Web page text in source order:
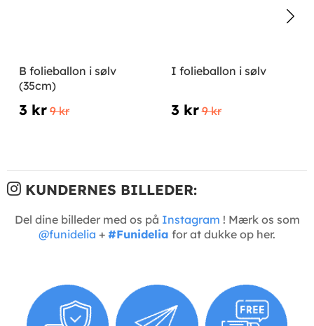
B folieballon i sølv
(35cm)
3 kr 9 kr
I folieballon i sølv
3 kr 9 kr
KUNDERNES BILLEDER:
Del dine billeder med os på Instagram ! Mærk os som
@funidelia + #Funidelia for at dukke op her.